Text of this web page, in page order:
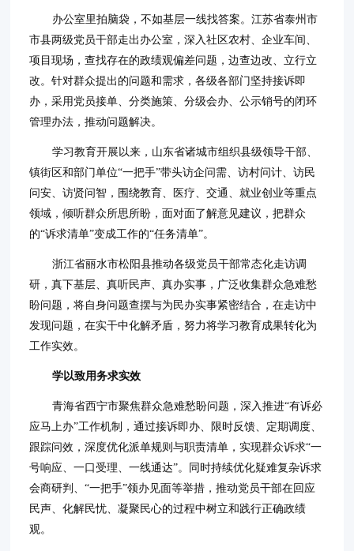
办公室里拍脑袋，不如基层一线找答案。江苏省泰州市
市县两级党员干部走出办公室，深入社区农村、企业车间、
项目现场，查找存在的政绩观偏差问题，边查边改、立行立
改。针对群众提出的问题和需求，各级各部门坚持接诉即
办，采用党员接单、分类施策、分级会办、公示销号的闭环
管理办法，推动问题解决。
学习教育开展以来，山东省诸城市组织县级领导干部、
镇街区和部门单位“一把手”带头访企问需、访村问计、访民
问安、访贤问智，围绕教育、医疗、交通、就业创业等重点
领域，倾听群众所思所盼，面对面了解意见建议，把群众
的“诉求清单”变成工作的“任务清单”。
浙江省丽水市松阳县推动各级党员干部常态化走访调
研，真下基层、真听民声、真办实事，广泛收集群众急难愁
盼问题，将自身问题查摆与为民办实事紧密结合，在走访中
发现问题，在实干中化解矛盾，努力将学习教育成果转化为
工作实效。
学以致用务求实效
青海省西宁市聚焦群众急难愁盼问题，深入推进“有诉必
应马上办”工作机制，通过接诉即办、限时反馈、定期调度、
跟踪问效，深度优化派单规则与职责清单，实现群众诉求“一
号响应、一口受理、一线通达”。同时持续优化疑难复杂诉求
会商研判、“一把手”领办见面等举措，推动党员干部在回应
民声、化解民忧、凝聚民心的过程中树立和践行正确政绩
观。